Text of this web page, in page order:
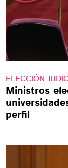
ELECCIÓN
Ministros
perfil